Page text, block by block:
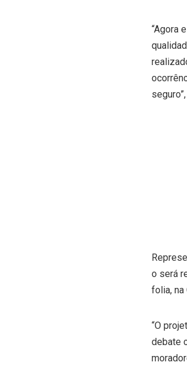
“Agora
o será
folia, na
“O
debate